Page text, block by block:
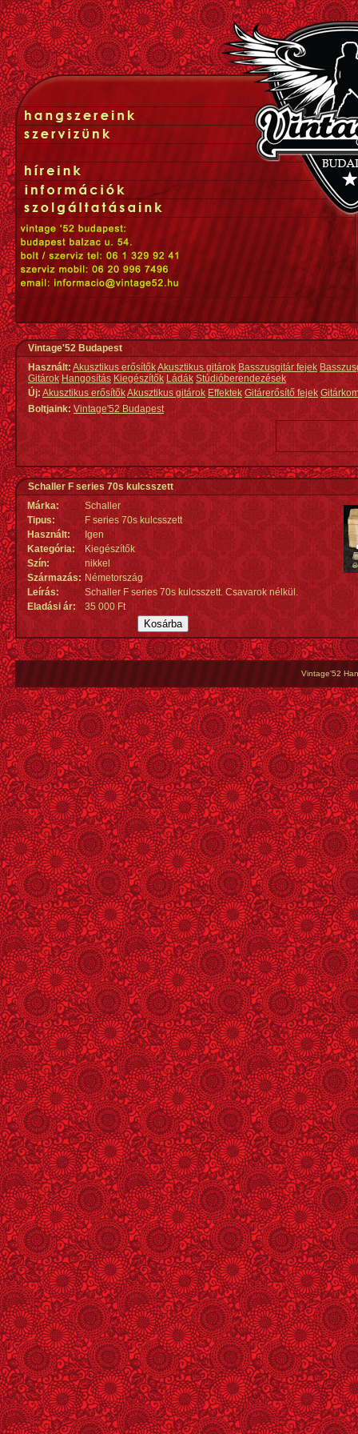
Vintage'52 Budapest
Használt: Akusztikus erősítőkAkusztikus gitárok Basszusgitár fejek
Gitárok Hangosítás Kiegészítők Ládák Stúdióberendezések
Új:Akusztikus erősítőkAkusztikus gitárok Effektek Gitárerősítő fejek
Boltjaink: Vintage'52 Budapest
Schaller F series 70s kulcsszett
Márka:
Schaller
Tipus:
F series 70s kulcsszett
Használt:
Igen
Kategória:
Kiegészítők
Szín:
nikkel
Származás: Németország
Leírás:
Schaller F series 70s kulcsszett. Csavarok nélkül.
Eladási ár:
35 000 Ft
Vintage'52